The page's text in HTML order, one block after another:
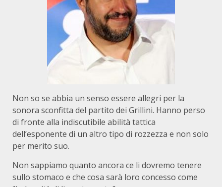
Non so se abbia un senso essere allegri per la
sonora sconfitta del partito dei Grillini. Hanno perso
di fronte alla indiscutibile abilità tattica
dell’esponente di un altro tipo di rozzezza e non solo
per merito suo.
Non sappiamo quanto ancora ce li dovremo tenere
sullo stomaco e che cosa sarà loro concesso come